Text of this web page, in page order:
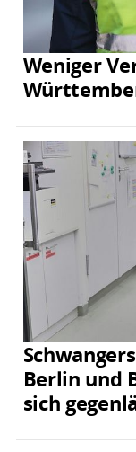
Weniger
Berlin und
sich